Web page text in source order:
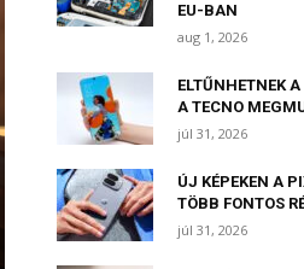
EU-BAN
aug 1, 2026
ELTŰNHETNEK
A TECNO
júl 31, 2026
ÚJ KÉPEKEN A
TÖBB FONTOS
júl 31, 2026